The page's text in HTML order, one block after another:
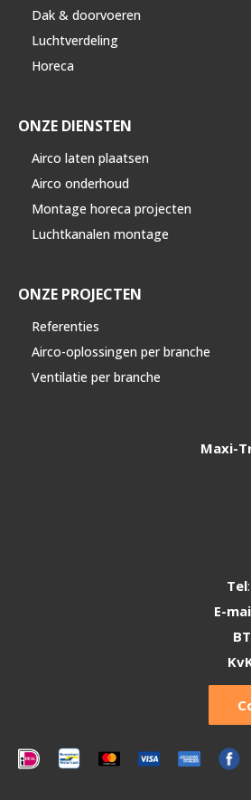
Dak & doorvoeren
Luchtverdeling
Horeca
ONZE DIENSTEN
Airco laten plaatsen
Airco onderhoud
Montage horeca projecten
Luchtkanalen montage
ONZE PROJECTEN
Referenties
Airco-oplossingen per branche
Ventilatie per branche
Maxi-
Tel:
E-